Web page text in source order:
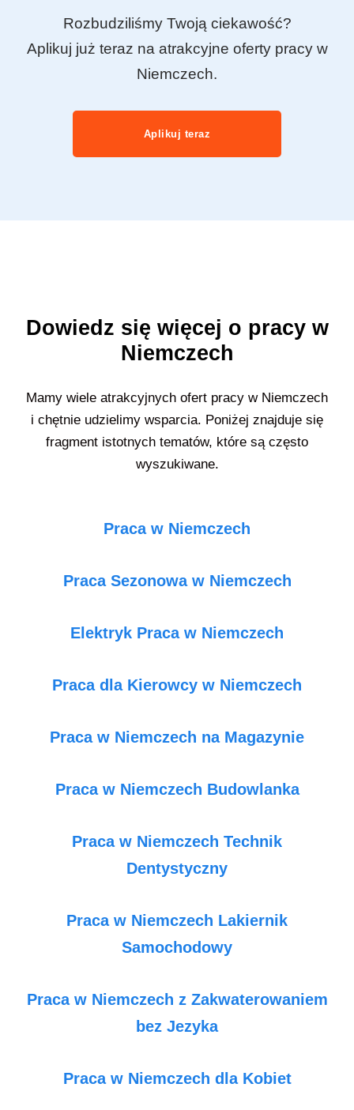
Rozbudziliśmy Twoją ciekawość?
Aplikuj już teraz na atrakcyjne oferty pracy w
Niemczech.
Aplikuj teraz
Dowiedz się więcej o pracy w
Niemczech
Mamy wiele atrakcyjnych ofert pracy w Niemczech
i chętnie udzielimy wsparcia. Poniżej znajduje się
fragment istotnych tematów, które są często
wyszukiwane.
Praca w Niemczech
Praca Sezonowa w Niemczech
Elektryk Praca w Niemczech
Praca dla Kierowcy w Niemczech
Praca w Niemczech na Magazynie
Praca w Niemczech Budowlanka
Praca w Niemczech Technik
Dentystyczny
Praca w Niemczech Lakiernik
Samochodowy
Praca w Niemczech z Zakwaterowaniem
bez Jezyka
Praca w Niemczech dla Kobiet